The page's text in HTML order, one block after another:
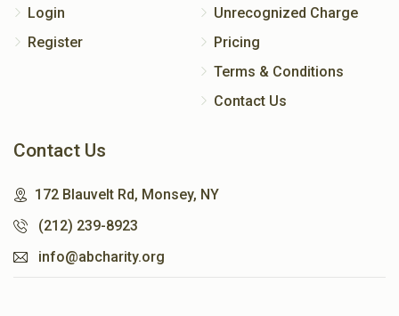
Login
Register
Unrecognized Charge
Pricing
Terms & Conditions
Contact Us
Contact Us
172 Blauvelt Rd, Monsey, NY
(212) 239-8923
info@abcharity.org